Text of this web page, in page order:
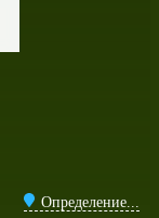
Определение...